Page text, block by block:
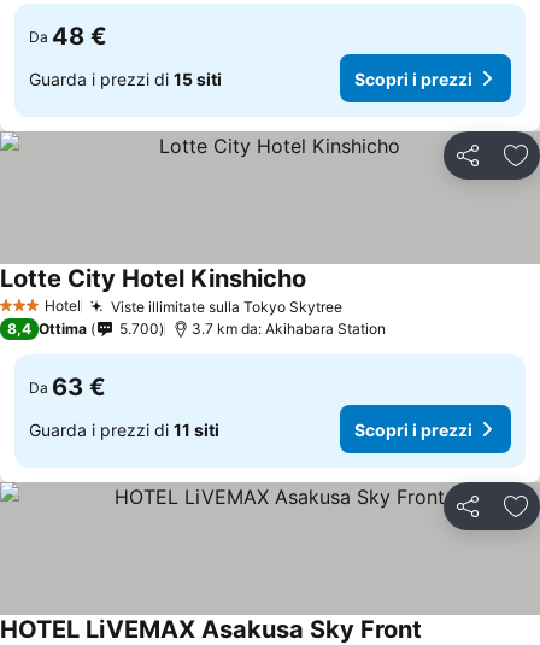
Da 48 €
Guarda i prezzi di 15 siti Scopri i prezzi
Condividi
3 StelleHotel Viste illimitate sulla Tokyo Skytree
Lotte City Hotel Kinshicho
8,4 Ottima 5.700 3.7 km da: Akihabara Station
Da 63 €
Guarda i prezzi di 11 siti Scopri i prezzi
Condividi
HOTEL LiVEMAX Asakusa Sky Front